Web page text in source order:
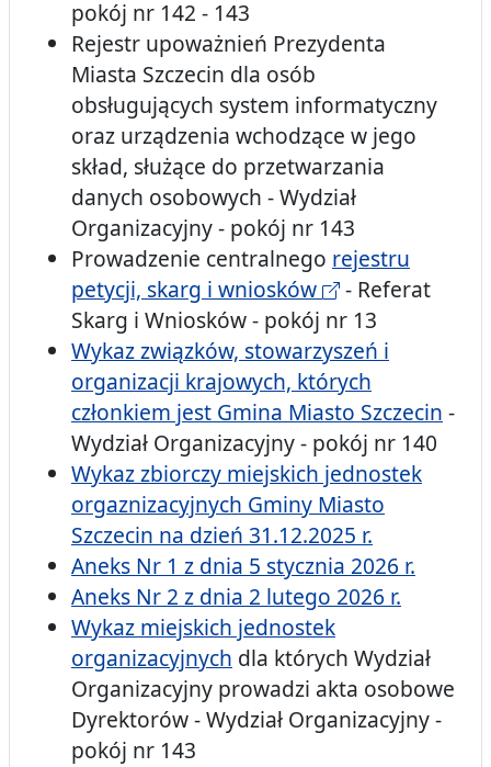
pokój nr 142 - 143
Rejestr upoważnień Prezydenta
Miasta Szczecin dla osób
obsługujących system informatyczny
oraz urządzenia wchodzące w jego
skład, służące do przetwarzania
danych osobowych - Wydział
Organizacyjny - pokój nr 143
Prowadzenie centralnego rejestru
petycji, skarg i wniosków
- Referat
Skarg i Wniosków - pokój nr 13
Wykaz związków, stowarzyszeń i
organizacji krajowych, których
członkiem jest Gmina Miasto Szczecin -
Wydział Organizacyjny - pokój nr 140
Wykaz zbiorczy miejskich jednostek
orgaznizacyjnych Gminy Miasto
Szczecin na dzień 31.12.2025 r.
Aneks Nr 1 z dnia 5 stycznia 2026 r.
Aneks Nr 2 z dnia 2 lutego 2026 r.
Wykaz miejskich jednostek
organizacyjnych dla których Wydział
Organizacyjny prowadzi akta osobowe
Dyrektorów - Wydział Organizacyjny -
pokój nr 143